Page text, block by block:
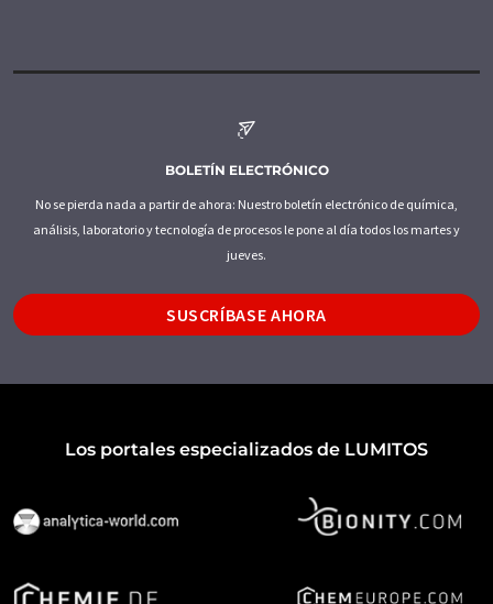
BOLETÍN ELECTRÓNICO
No se pierda nada a partir de ahora: Nuestro boletín electrónico de química,
análisis, laboratorio y tecnología de procesos le pone al día todos los martes y
jueves.
SUSCRÍBASE AHORA
Los portales especializados de LUMITOS